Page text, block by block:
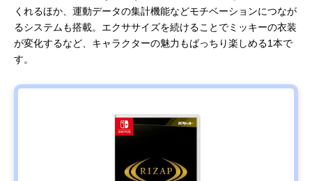
くれるほか、運動データの集計機能などモチベーションにつなが
るシステムも搭載。エクササイズを続けることでミッキーの衣装
が変化するなど、キャラクターの魅力もばっちり楽しめる1本で
す。